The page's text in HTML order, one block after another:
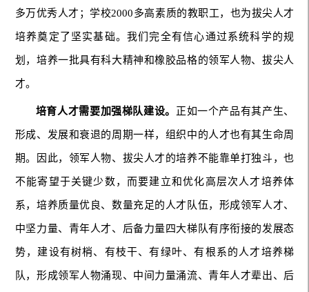
多万优秀人才；学校2000多高素质的教职工，也为拔尖人才
培养奠定了坚实基础。我们完全有信心通过系统科学的规
划，培养一批具有科大精神和橡胶品格的领军人物、拔尖人
才。
培育人才需要加强梯队建设。 正如一个产品有其产生、
形成、发展和衰退的周期一样，组织中的人才也有其生命周
期。因此，领军人物、拔尖人才的培养不能靠单打独斗，也
不能寄望于关键少数，而要建立和优化高层次人才培养体
系，培养质量优良、数量充足的人才队伍，形成领军人才、
中坚力量、青年人才、后备力量四大梯队有序衔接的发展态
势，建设有树梢、有枝干、有绿叶、有根系的人才培养梯
队，形成领军人物涌现、中间力量涌流、青年人才辈出、后